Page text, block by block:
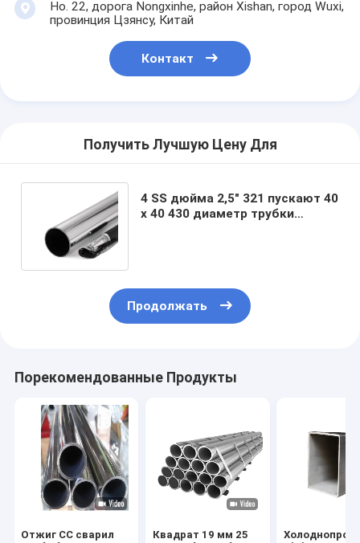
Но. 22, дорога Nongxinhe, район Xishan, город Wuxi,
провинция Цзянсу, Китай
Контакт
Получить Лучшую Цену Для
4 SS дюйма 2,5" 321 пускают 40
x 40 430 диаметр трубки
Продолжать
Порекомендованные Продукты
Отжиг СС сварил
Квадрат 19 мм 25